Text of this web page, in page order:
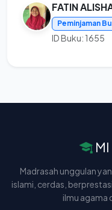
FATIN
Peminjaman
ID Buku: 1655
MI
Madrasah unggulan
islami, cerdas,
ilmu agama